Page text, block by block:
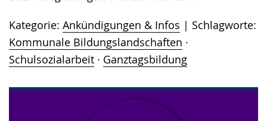
Kategorie: Ankündigungen & Infos
Schlagworte:
Kommunale Bildungslandschaften ·
Schulsozialarbeit · Ganztagsbildung